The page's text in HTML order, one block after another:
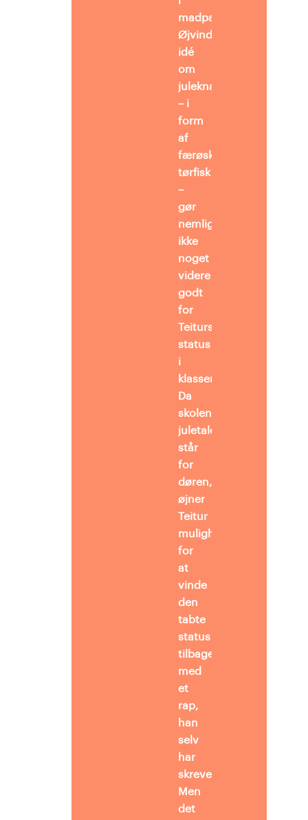
madpakken.
Øjvinds
idé
om
juleknas
– i
form
af
færøske
tørfisk
–
gør
nemlig
ikke
noget
videre
godt
for
Teiturs
status
i
klassen.
Da
skolens
juletalentshow
står
for
døren,
øjner
Teitur
muligheden
for
at
vinde
den
tabte
status
tilbage
med
et
rap,
han
selv
har
skrevet.
Men
det